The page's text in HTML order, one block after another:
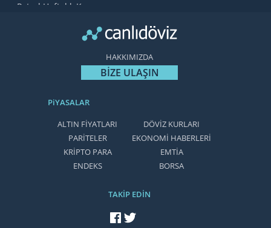
Petrol Haftalık Kazancı
Bugün Gözler Fed Faiz Kararında
HAKKIMIZDA
BİZE ULAŞIN
PiYASALAR
ALTIN FİYATLARI
DÖVİZ KURLARI
PARİTELER
EKONOMİ HABERLERİ
KRİPTO PARA
EMTİA
ENDEKS
BORSA
TAKİP EDİN
facebook'ta takip et
twitter'da takip et